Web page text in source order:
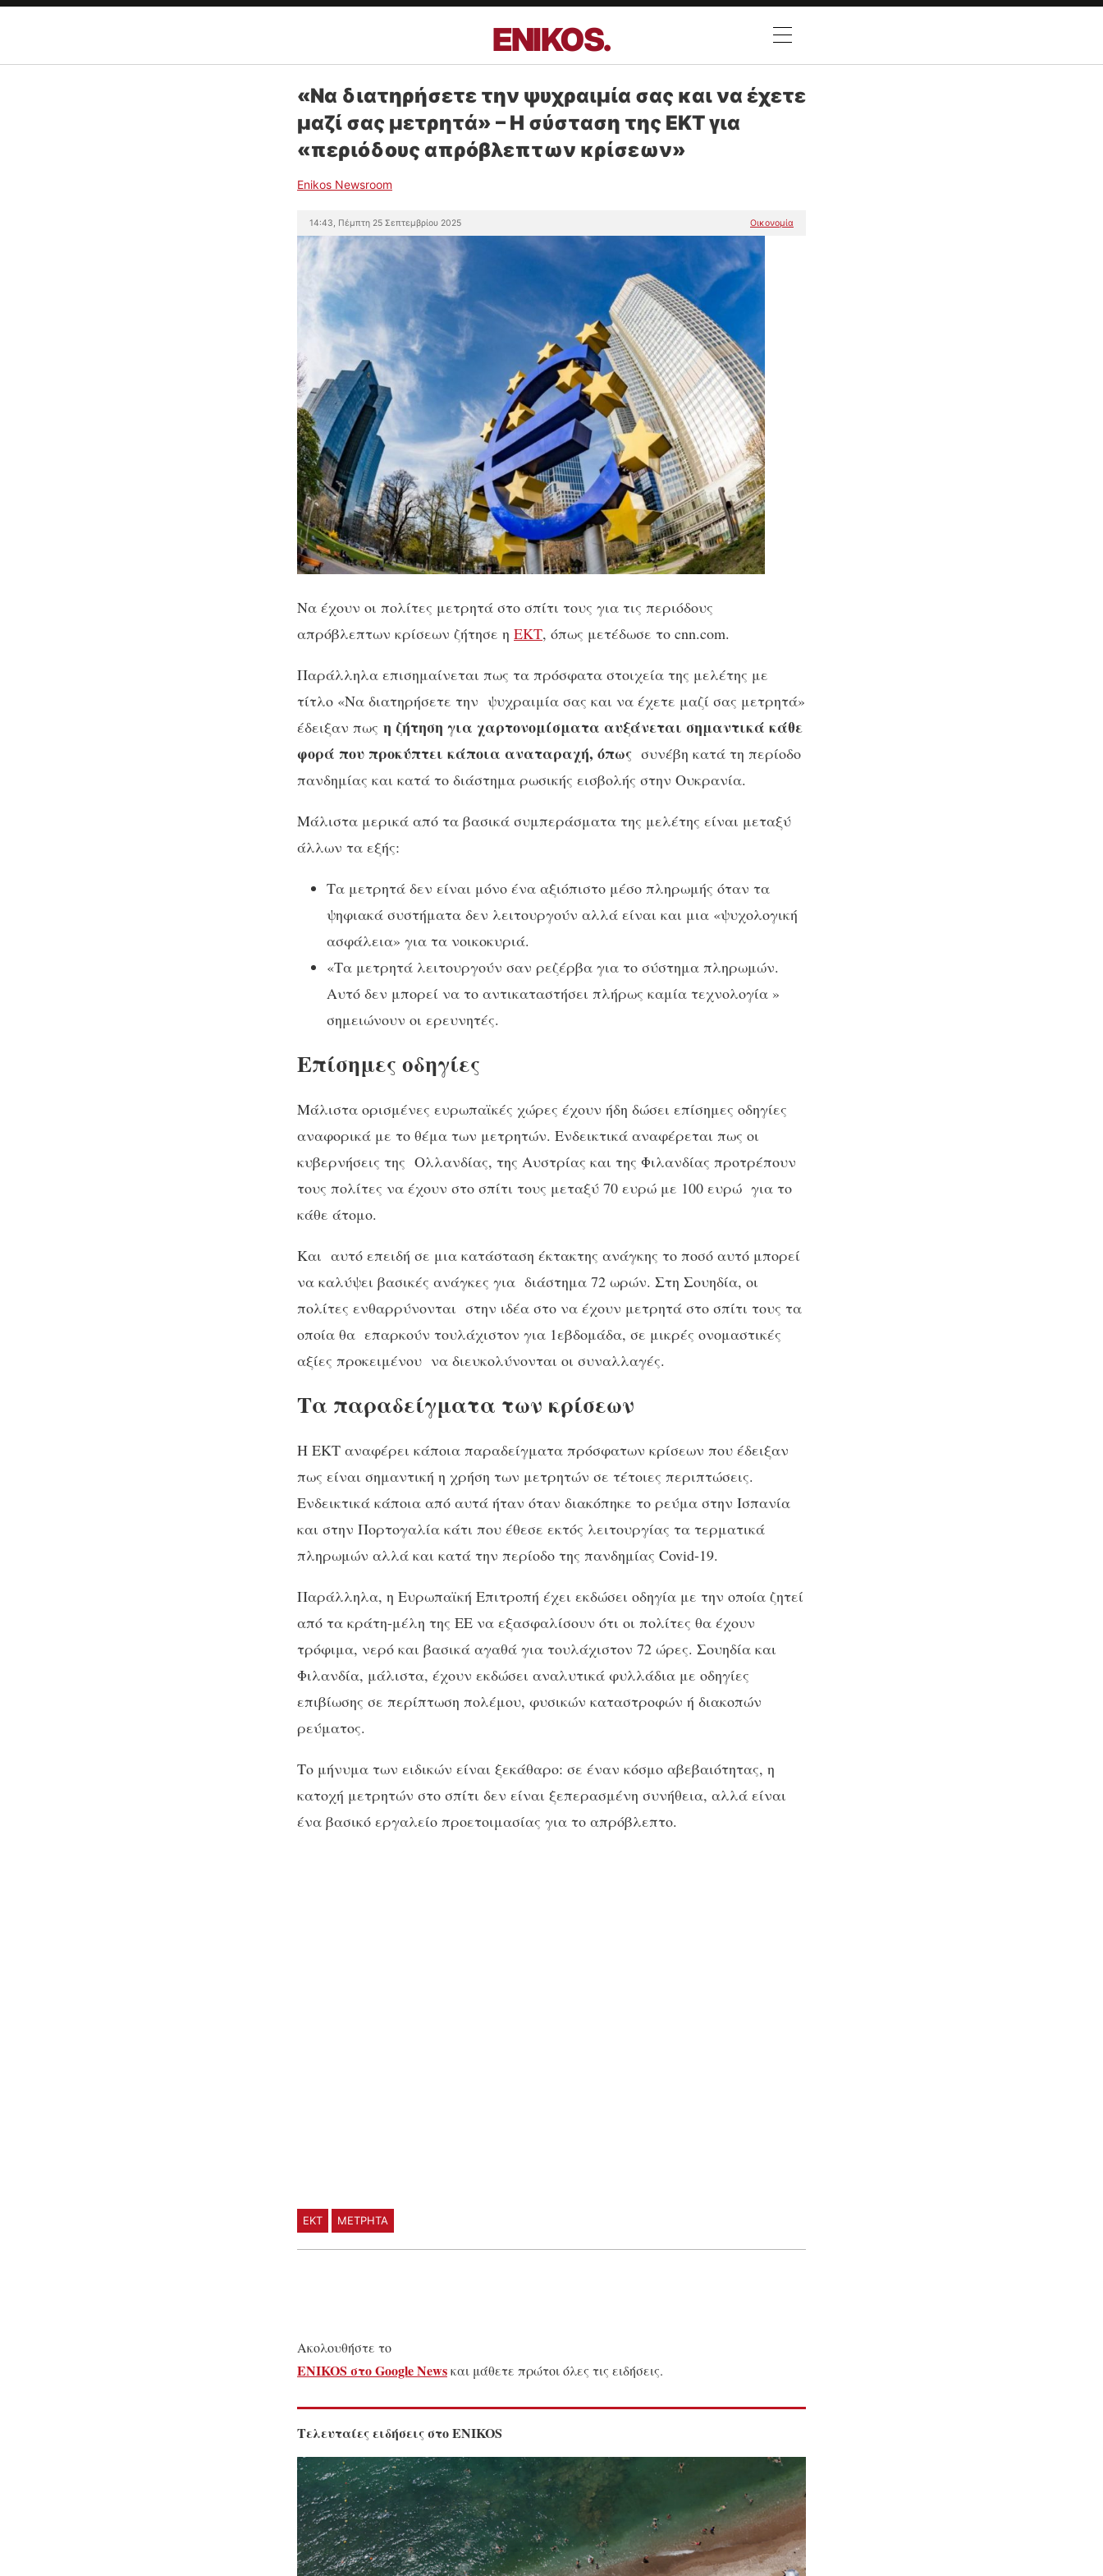
ENIKOS. MENU
«Να διατηρήσετε την ψυχραιμία σας και να έχετε
μαζί σας μετρητά» – Η σύσταση της ΕΚΤ για
«περιόδους απρόβλεπτων κρίσεων»
Enikos Newsroom
14:43, Πέμπτη 25 Σεπτεμβρίου 2025 Oικονομία
Να έχουν οι πολίτες μετρητά στο σπίτι τους για τις περιόδους
απρόβλεπτων κρίσεων ζήτησε η ΕΚΤ, όπως μετέδωσε το cnn.com.
Παράλληλα επισημαίνεται πως τα πρόσφατα στοιχεία της μελέτης με
τίτλο «Να διατηρήσετε την ψυχραιμία σας και να έχετε μαζί σας μετρητά»
έδειξαν πως η ζήτηση για χαρτονομίσματα αυξάνεται σημαντικά κάθε
φορά που προκύπτει κάποια αναταραχή, όπως συνέβη κατά τη περίοδο
πανδημίας και κατά το διάστημα ρωσικής εισβολής στην Ουκρανία.
Μάλιστα μερικά από τα βασικά συμπεράσματα της μελέτης είναι μεταξύ
άλλων τα εξής:
Τα μετρητά δεν είναι μόνο ένα αξιόπιστο μέσο πληρωμής όταν τα
ψηφιακά συστήματα δεν λειτουργούν αλλά είναι και μια «ψυχολογική
ασφάλεια» για τα νοικοκυριά.
«Τα μετρητά λειτουργούν σαν ρεζέρβα για το σύστημα πληρωμών.
Αυτό δεν μπορεί να το αντικαταστήσει πλήρως καμία τεχνολογία »
σημειώνουν οι ερευνητές.
Επίσημες οδηγίες
Μάλιστα ορισμένες ευρωπαϊκές χώρες έχουν ήδη δώσει επίσημες οδηγίες
αναφορικά με το θέμα των μετρητών. Ενδεικτικά αναφέρεται πως οι
κυβερνήσεις της Ολλανδίας, της Αυστρίας και της Φιλανδίας προτρέπουν
τους πολίτες να έχουν στο σπίτι τους μεταξύ 70 ευρώ με 100 ευρώ για το
κάθε άτομο.
Και αυτό επειδή σε μια κατάσταση έκτακτης ανάγκης το ποσό αυτό μπορεί
να καλύψει βασικές ανάγκες για διάστημα 72 ωρών. Στη Σουηδία, οι
πολίτες ενθαρρύνονται στην ιδέα στο να έχουν μετρητά στο σπίτι τους τα
οποία θα επαρκούν τουλάχιστον για 1εβδομάδα, σε μικρές ονομαστικές
αξίες προκειμένου να διευκολύνονται οι συναλλαγές.
Τα παραδείγματα των κρίσεων
Η ΕΚΤ αναφέρει κάποια παραδείγματα πρόσφατων κρίσεων που έδειξαν
πως είναι σημαντική η χρήση των μετρητών σε τέτοιες περιπτώσεις.
Ενδεικτικά κάποια από αυτά ήταν όταν διακόπηκε το ρεύμα στην Ισπανία
και στην Πορτογαλία κάτι που έθεσε εκτός λειτουργίας τα τερματικά
πληρωμών αλλά και κατά την περίοδο της πανδημίας Covid-19.
Παράλληλα, η Ευρωπαϊκή Επιτροπή έχει εκδώσει οδηγία με την οποία ζητεί
από τα κράτη-μέλη της ΕΕ να εξασφαλίσουν ότι οι πολίτες θα έχουν
τρόφιμα, νερό και βασικά αγαθά για τουλάχιστον 72 ώρες. Σουηδία και
Φιλανδία, μάλιστα, έχουν εκδώσει αναλυτικά φυλλάδια με οδηγίες
επιβίωσης σε περίπτωση πολέμου, φυσικών καταστροφών ή διακοπών
ρεύματος.
Το μήνυμα των ειδικών είναι ξεκάθαρο: σε έναν κόσμο αβεβαιότητας, η
κατοχή μετρητών στο σπίτι δεν είναι ξεπερασμένη συνήθεια, αλλά είναι
ένα βασικό εργαλείο προετοιμασίας για το απρόβλεπτο.
ΕΚΤ ΜΕΤΡΗΤΑ
Ακολουθήστε το
ENIKOS στο Google Newsκαι μάθετε πρώτοι όλες τις ειδήσεις.
Τελευταίες ειδήσεις στο ENIKOS